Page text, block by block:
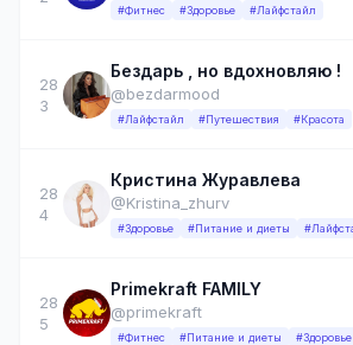
#Фитнес #Здоровье #Лайфстайл
28
3
Бездарь , но вдохновляю !
@bezdarmood
#Лайфстайл #Путешествия #Красота
28
4
Кристина Журавлева
@Kristina_zhurv
#Здоровье #Питание и диеты
28
5
Primеkraft FAMILY
@primekraft
#Фитнес #Питание и диеты #Здоровье